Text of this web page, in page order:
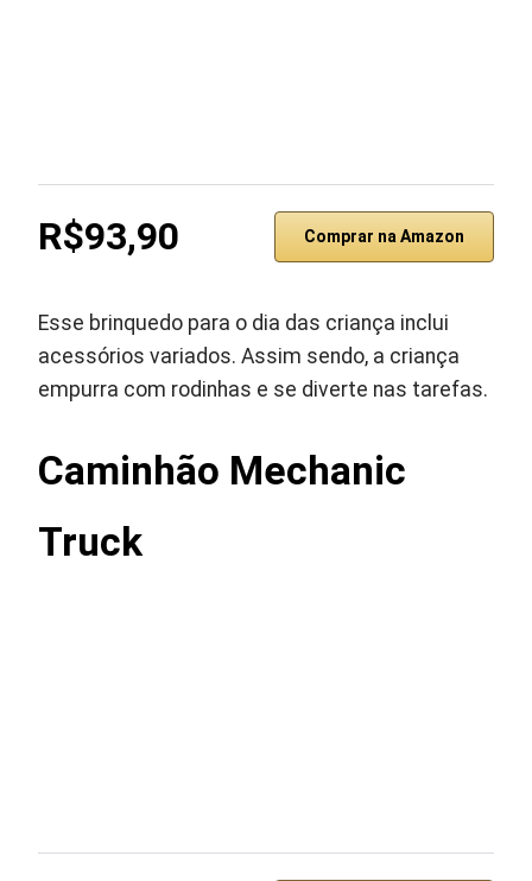
R$93,90 Comprar na Amazon
Esse brinquedo para o dia das criança inclui
acessórios variados. Assim sendo, a criança
empurra com rodinhas e se diverte nas tarefas.
Caminhão Mechanic
Truck ‎